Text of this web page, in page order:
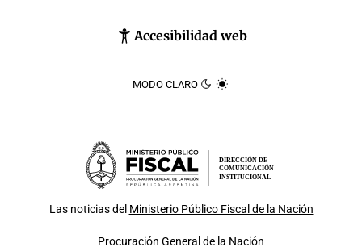
Accesibilidad web
MODO CLARO
DIRECCIÓN DE
COMUNICACIÓN
INSTITUCIONAL
Las noticias del Ministerio Público Fiscal de la Nación
Procuración General de la Nación